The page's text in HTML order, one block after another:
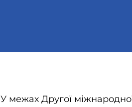
У межах Другої